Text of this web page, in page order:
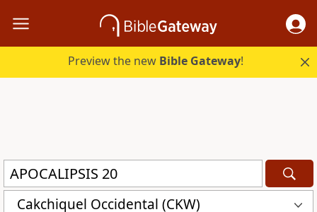
Preview the new Bible Gateway!
Cakchiquel Occidental (CKW)